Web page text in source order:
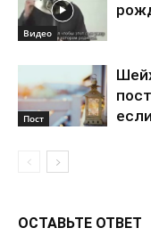
Видео
Пост
ОСТАВЬТЕ ОТВЕТ